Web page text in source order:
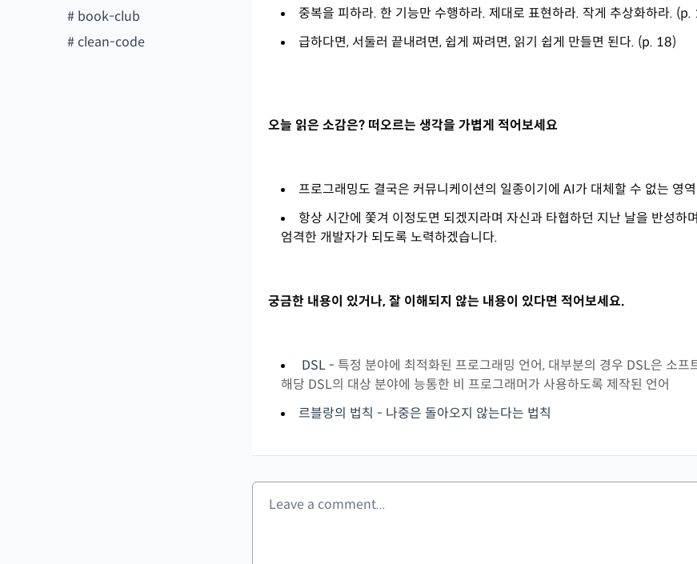
# book-club
#clean-code
중복을 피하라. 한 기능만 수행하라. 제대로 표현하라. 작게 추상화하라. (p.
급하다면, 서둘러 끝내려면, 쉽게 짜려면, 읽기 쉽게 만들면 된다. (p. 18)
오늘 읽은 소감은? 떠오르는 생각을 가볍게 적어보세요
프로그래밍도 결국은 커뮤니케이션의 일종이기에 AI가 대체할 수 없는 영
항상 시간에 쫓겨 이정도면 되겠지라며 자신과 타협하던 지난 날을 반성하
엄격한 개발자가 되도록 노력하겠습니다.
궁금한 내용이 있거나, 잘 이해되지 않는 내용이 있다면 적어보세요.
DSL - 특정 분야에 최적화된 프로그래밍 언어, 대부분의 경우 DSL은 소프
해당 DSL의 대상 분야에 능통한 비 프로그래머가 사용하도록 제작된 언어
르블랑의 법칙 - 나중은 돌아오지 않는다는 법칙